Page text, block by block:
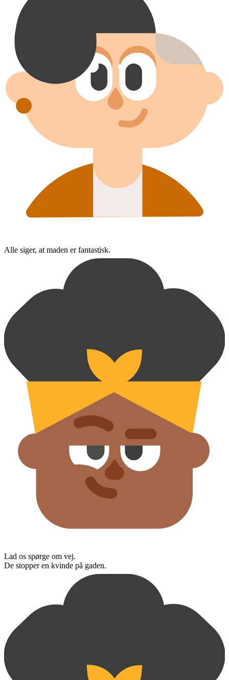
Alle siger, at maden er fantastisk.
Lad os spørge om vej.
De stopper en kvinde på gaden.